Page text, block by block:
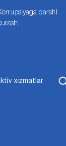
qarshi
xizmatlar